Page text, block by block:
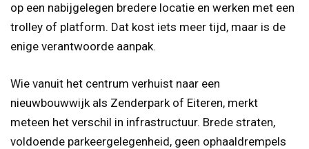
op een nabijgelegen bredere locatie en werken met een
trolley of platform. Dat kost iets meer tijd, maar is de
enige verantwoorde aanpak.
Wie vanuit het centrum verhuist naar een
nieuwbouwwijk als Zenderpark of Eiteren, merkt
meteen het verschil in infrastructuur. Brede straten,
voldoende parkeergelegenheid, geen ophaaldrempels